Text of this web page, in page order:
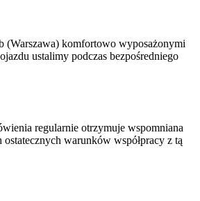
(Warszawa) komfortowo wyposażonymi
ustalimy podczas bezpośredniego
regularnie otrzymuje wspomniana
warunków współpracy z tą